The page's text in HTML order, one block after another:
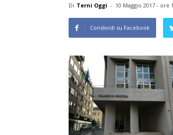
Di Terni Oggi - 10 Maggio 2017 - ore
Condividi su Facebook